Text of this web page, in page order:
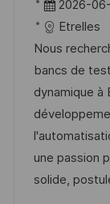
r
t
D
a
t
u
m
d
e
r
V
2026-
Etrelles
Nous
bancs de
dynamique à
une passion
solide,